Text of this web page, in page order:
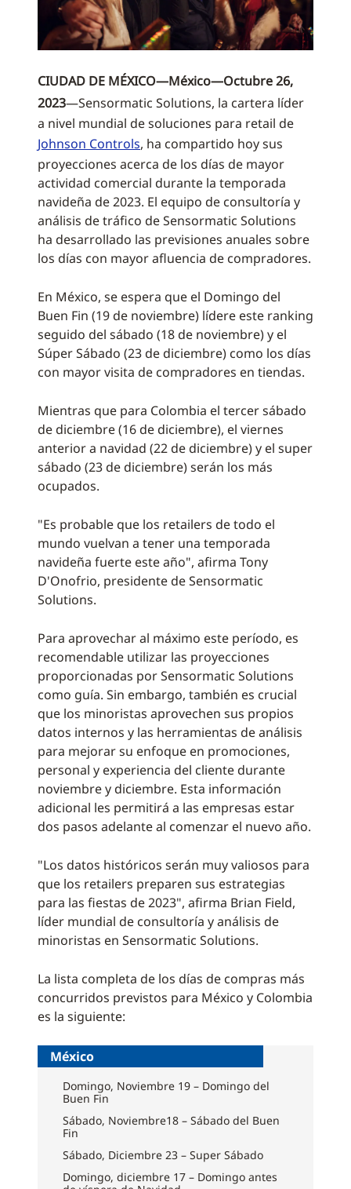
CIUDAD DE MÉXICO—México—Octubre 26,
2023—Sensormatic Solutions, la cartera líder
a nivel mundial de soluciones para retail de
Johnson Controls, ha compartido hoy sus
proyecciones acerca de los días de mayor
actividad comercial durante la temporada
navideña de 2023. El equipo de consultoría y
análisis de tráfico de Sensormatic Solutions
ha desarrollado las previsiones anuales sobre
los días con mayor afluencia de compradores.
En México, se espera que el Domingo del
Buen Fin (19 de noviembre) lídere este ranking
seguido del sábado (18 de noviembre) y el
Súper Sábado (23 de diciembre) como los días
con mayor visita de compradores en tiendas.
Mientras que para Colombia el tercer sábado
de diciembre (16 de diciembre), el viernes
anterior a navidad (22 de diciembre) y el super
sábado (23 de diciembre) serán los más
ocupados.
"Es probable que los retailers de todo el
mundo vuelvan a tener una temporada
navideña fuerte este año", afirma Tony
D'Onofrio, presidente de Sensormatic
Solutions.
Para aprovechar al máximo este período, es
recomendable utilizar las proyecciones
proporcionadas por Sensormatic Solutions
como guía. Sin embargo, también es crucial
que los minoristas aprovechen sus propios
datos internos y las herramientas de análisis
para mejorar su enfoque en promociones,
personal y experiencia del cliente durante
noviembre y diciembre. Esta información
adicional les permitirá a las empresas estar
dos pasos adelante al comenzar el nuevo año.
"Los datos históricos serán muy valiosos para
que los retailers preparen sus estrategias
para las fiestas de 2023", afirma Brian Field,
líder mundial de consultoría y análisis de
minoristas en Sensormatic Solutions.
La lista completa de los días de compras más
concurridos previstos para México y Colombia
es la siguiente:
México
Domingo, Noviembre 19 – Domingo del
Buen Fin
Sábado, Noviembre18 – Sábado del Buen
Fin
Sábado, Diciembre 23 – Super Sábado
Domingo, diciembre 17 – Domingo antes